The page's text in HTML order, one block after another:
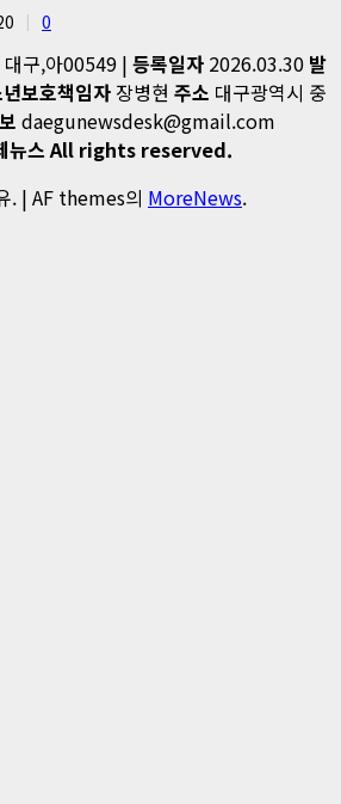
0
대구,아00549 | 등록일자 2026.03.30 발
보호책임자 장병현 주소 대구광역시 중
daegunewsdesk@gmail.com
뉴스 All rights reserved.
. | AF themes의 MoreNews.